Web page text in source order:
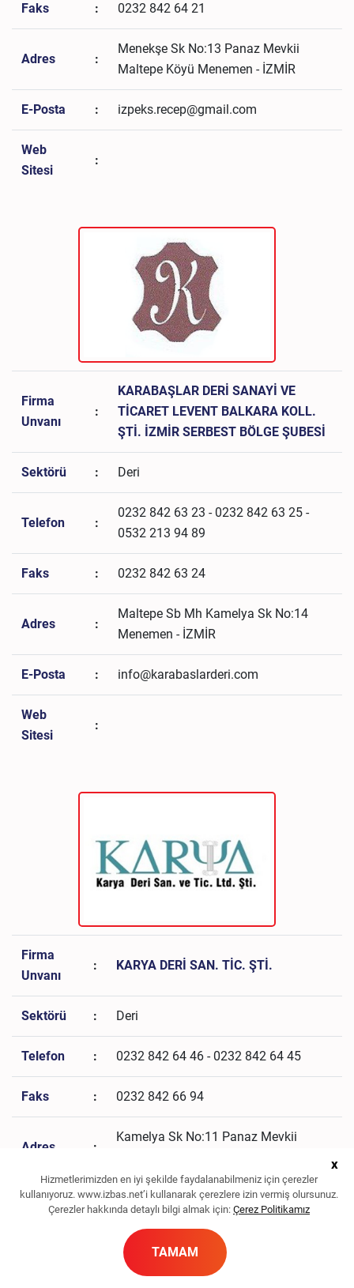
Faks : 0232 842 64 21
Adres :
Menekşe Sk No:13 Panaz Mevkii
Maltepe Köyü Menemen - İZMİR
E-Posta : izpeks.recep@gmail.com
Web
Sitesi
:
Firma
Unvanı
:
KARABAŞLAR DERİ SANAYİ VE
TİCARET LEVENT BALKARA KOLL.
ŞTİ. İZMİR SERBEST BÖLGE ŞUBESİ
Sektörü : Deri
Telefon :
0232 842 63 23 - 0232 842 63 25 -
0532 213 94 89
Faks : 0232 842 63 24
Adres :
Maltepe Sb Mh Kamelya Sk No:14
Menemen - İZMİR
E-Posta : info@karabaslarderi.com
Web
Sitesi
:
Firma
Unvanı
: KARYA DERİ SAN. TİC. ŞTİ.
Sektörü : Deri
Telefon : 0232 842 64 46 - 0232 842 64 45
Faks : 0232 842 66 94
Adres :
Kamelya Sk No:11 Panaz Mevkii
E-Posta :
nalan.kilinc@turkuazkimya.com.tr,
erdil.ozturk@izsmmmo.com
x
Hizmetlerimizden en iyi şekilde faydalanabilmeniz için çerezler
kullanıyoruz. www.izbas.net’i kullanarak çerezlere izin vermiş olursunuz.
Çerezler hakkında detaylı bilgi almak için: Çerez Politikamız
TAMAM